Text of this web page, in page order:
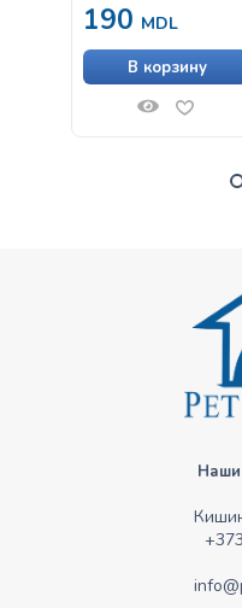
190 MDL
В корзину